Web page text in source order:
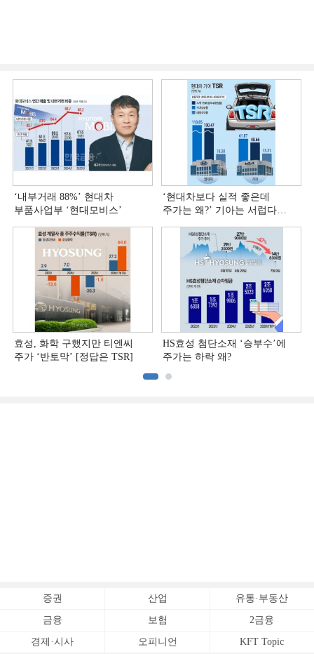
‘내부거래 88%ʼ 현대차
부품사업부 ‘현대모비스ʼ
‘현대차보다 실적 좋은데
주가는 왜?ʼ 기아는 서럽다
효성, 화학 구했지만 티엔씨
주가 ‘반토막’ [정답은 TSR]
HS효성 첨단소재 ‘승부수’에
주가는 하락 왜?
증권 산업 유통·부동산
금융 보험 2금융
경제·시사 오피니언 KFT Topic